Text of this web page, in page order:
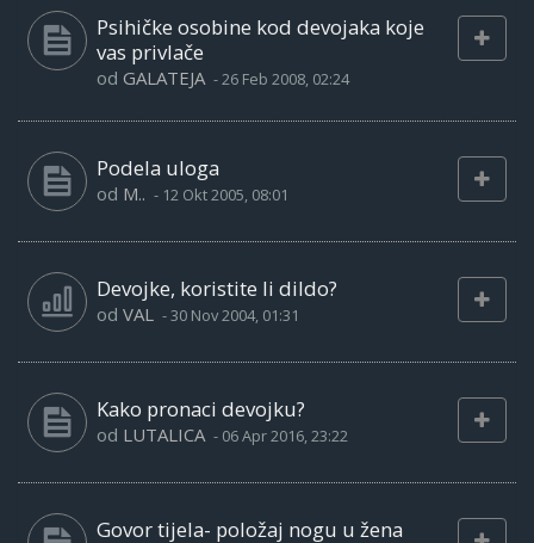
Psihičke osobine kod devojaka koje
vas privlače
od GALATEJA -26 Feb 2008, 02:24
Podela uloga
od M.. - 12 Okt 2005, 08:01
Devojke, koristite li dildo?
od VAL -30 Nov 2004, 01:31
Kako pronaci devojku?
od LUTALICA - 06 Apr 2016, 23:22
Govor tijela- položaj nogu u žena